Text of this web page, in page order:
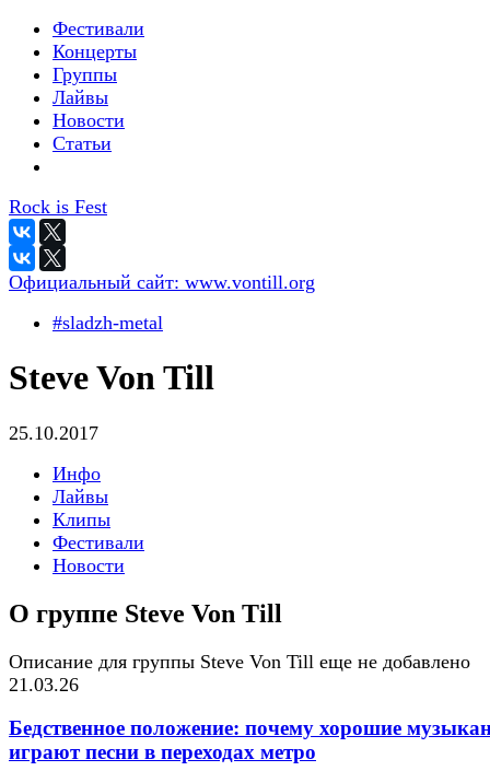
Фестивали
Концерты
Группы
Лайвы
Новости
Статьи
Rock is Fest
Официальный сайт: www.vontill.org
#sladzh-metal
Steve Von Till
25.10.2017
Инфо
Лайвы
Клипы
Фестивали
Новости
О группе Steve Von Till
Описание для группы Steve Von Till еще не добавлено
21.03.26
Бедственное положение: почему хорошие
играют песни в переходах метро